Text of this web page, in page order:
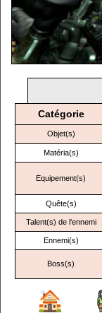
Catégorie
Objet(s)
Matéria(s)
Equipement(s)
Quête(s)
Talent(s) de l'ennemi
Ennemi(s)
Boss(s)